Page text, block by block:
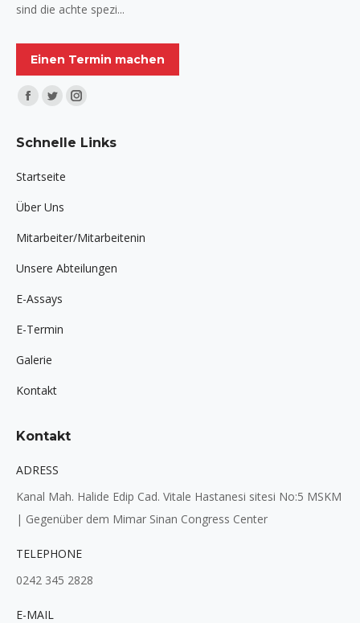
sind die achte spezi...
Einen Termin machen
Finden Sie uns auf:
Facebook
opens
window
Twitter
opens
window
Instagram
opens
Schnelle Links
Startseite
Über Uns
Mitarbeiter/Mitarbeitenin
Unsere Abteilungen
E-Assays
E-Termin
Galerie
Kontakt
Kontakt
ADRESS
Kanal Mah. Halide Edip Cad. Vitale Hastanesi sitesi No:5 MSKM
| Gegenüber dem Mimar Sinan Congress Center
TELEPHONE
0242 345 2828
E-MAIL